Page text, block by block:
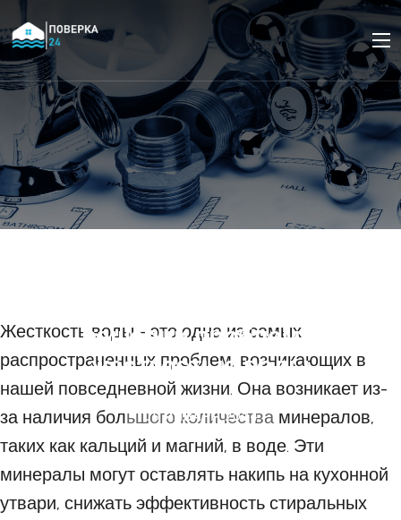
решении проблем с
жесткостью воды
05 ЯНВАРЯ 2024
Жесткость воды - это одна из самых
распространенных проблем, возникающих в
нашей повседневной жизни. Она возникает из-
за наличия большого количества минералов,
таких как кальций и магний, в воде. Эти
минералы могут оставлять накипь на кухонной
утвари, снижать эффективность стиральных